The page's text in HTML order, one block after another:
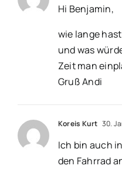
Hi Benjamin,
wie lange
und was
Zeit man
Gruß Andi
Koreis Kurt 30.
Ich bin auch
den Fahrrad